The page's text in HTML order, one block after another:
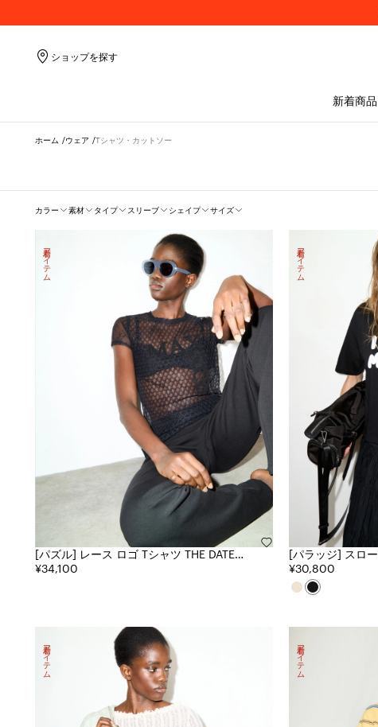
ショップを探す
新着商品
ホーム ウェア Tシャツ・カットソー
フ
カラー 素材 タイプ スリーブ シェイプ サイズ
[パズル] レース ロゴ Tシャツ THE DATE
EDIT
¥34,100
新着アイテム
[パラッジ] スローガン プリント ボックス フ
ィット Tシャツ
¥30,800
新着アイテム
新着アイテム 新着アイテム